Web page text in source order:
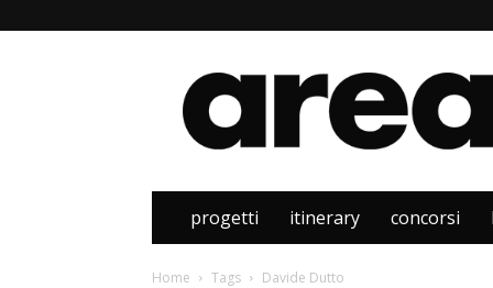
Area
progetti itinerary concorsi
Home Tags Davide Dutto